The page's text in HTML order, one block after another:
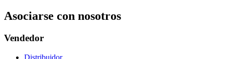
Asociarse con nosotros
Vendedor
Distribuidor